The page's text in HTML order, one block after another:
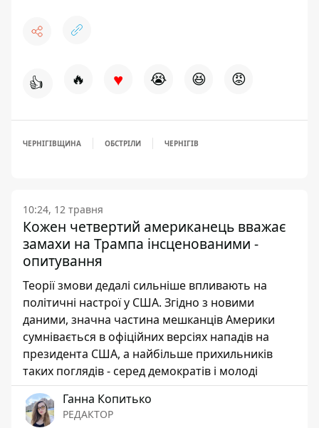
👍 🔥 ♥ 😭 😆 😡
ЧЕРНІГІВЩИНА ОБСТРІЛИ ЧЕРНІГІВ
10:24, 12 травня
Кожен четвертий американець вважає
замахи на Трампа інсценованими -
опитування
Теорії змови дедалі сильніше впливають на
політичні настрої у США. Згідно з новими
даними, значна частина мешканців Америки
сумнівається в офіційних версіях нападів на
президента США, а найбільше прихильників
таких поглядів - серед демократів і молоді
Ганна Копитько
РЕДАКТОР